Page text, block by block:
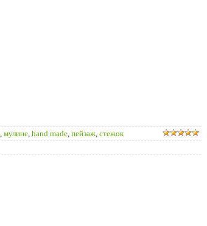
мулине hand made пейзаж стежок